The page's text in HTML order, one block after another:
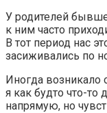
У родителей
к ним часто
В тот период нас
засиживались по
Иногда возникало
я как будто что-то
напрямую, но